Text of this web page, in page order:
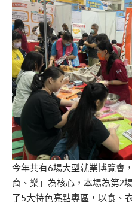
今年共有6場大型就業博覽會
育、樂」為核心，本場為第2
了5大特色亮點專區，以食、